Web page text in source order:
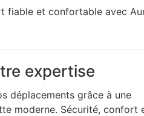
fiable et confortable avec
expertise
déplacements grâce à une
moderne. Sécurité, confort